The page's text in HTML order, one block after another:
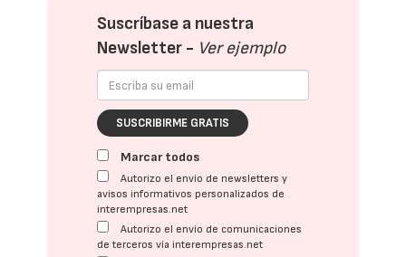
Suscríbase a nuestra
Newsletter - Ver ejemplo
SUSCRIBIRME GRATIS
Marcar todos
Autorizo el envío de newsletters y
avisos informativos personalizados de
interempresas.net
Autorizo el envío de comunicaciones
de terceros vía interempresas.net